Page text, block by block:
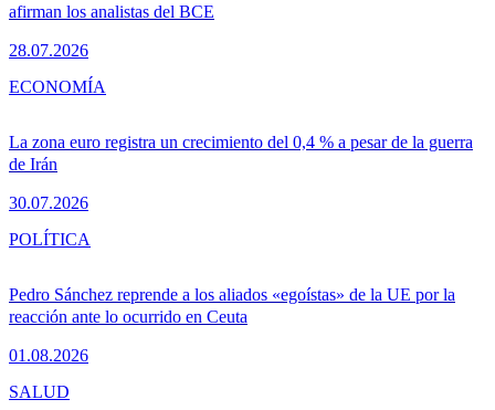
afirman los analistas del BCE
28.07.2026
La zona euro registra un crecimiento del 0,4 % a pesar de la guerra
de Irán
30.07.2026
ECONOMÍA
Pedro Sánchez reprende a los aliados «egoístas» de la UE por la
reacción ante lo ocurrido en Ceuta
01.08.2026
POLÍTICA
SALUD